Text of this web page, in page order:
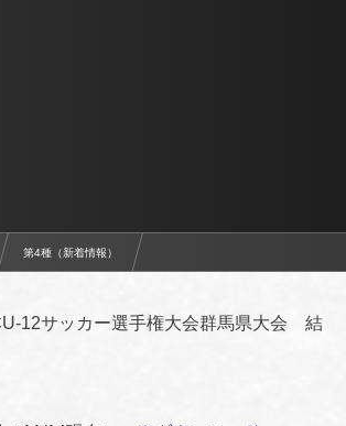
第4種（新着情報）
U-12サッカー選手権大会群馬県大会 結